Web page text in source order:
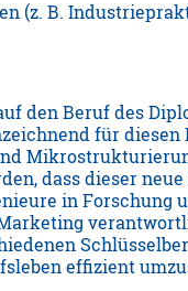
(z. B.
den Beruf des
für
dass dieser
in
effizient